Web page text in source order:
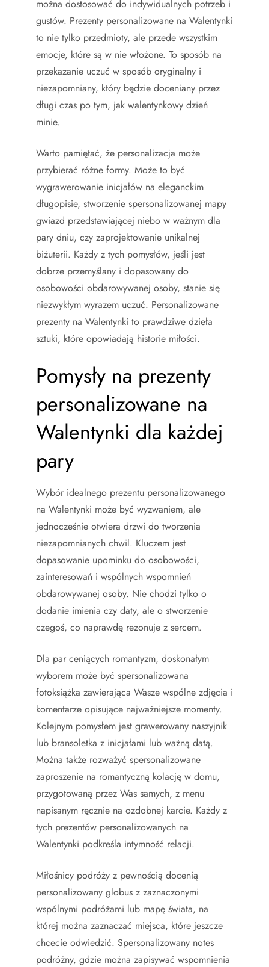
można dostosować do indywidualnych potrzeb i
gustów. Prezenty personalizowane na Walentynki
to nie tylko przedmioty, ale przede wszystkim
emocje, które są w nie włożone. To sposób na
przekazanie uczuć w sposób oryginalny i
niezapomniany, który będzie doceniany przez
długi czas po tym, jak walentynkowy dzień
minie.
Warto pamiętać, że personalizacja może
przybierać różne formy. Może to być
wygrawerowanie inicjałów na eleganckim
długopisie, stworzenie spersonalizowanej mapy
gwiazd przedstawiającej niebo w ważnym dla
pary dniu, czy zaprojektowanie unikalnej
biżuterii. Każdy z tych pomysłów, jeśli jest
dobrze przemyślany i dopasowany do
osobowości obdarowywanej osoby, stanie się
niezwykłym wyrazem uczuć. Personalizowane
prezenty na Walentynki to prawdziwe dzieła
sztuki, które opowiadają historie miłości.
Pomysły na prezenty
personalizowane na
Walentynki dla każdej
pary
Wybór idealnego prezentu personalizowanego
na Walentynki może być wyzwaniem, ale
jednocześnie otwiera drzwi do tworzenia
niezapomnianych chwil. Kluczem jest
dopasowanie upominku do osobowości,
zainteresowań i wspólnych wspomnień
obdarowywanej osoby. Nie chodzi tylko o
dodanie imienia czy daty, ale o stworzenie
czegoś, co naprawdę rezonuje z sercem.
Dla par ceniących romantyzm, doskonałym
wyborem może być spersonalizowana
fotoksiążka zawierająca Wasze wspólne zdjęcia i
komentarze opisujące najważniejsze momenty.
Kolejnym pomysłem jest grawerowany naszyjnik
lub bransoletka z inicjałami lub ważną datą.
Można także rozważyć spersonalizowane
zaproszenie na romantyczną kolację w domu,
przygotowaną przez Was samych, z menu
napisanym ręcznie na ozdobnej karcie. Każdy z
tych prezentów personalizowanych na
Walentynki podkreśla intymność relacji.
Miłośnicy podróży z pewnością docenią
personalizowany globus z zaznaczonymi
wspólnymi podróżami lub mapę świata, na
której można zaznaczać miejsca, które jeszcze
chcecie odwiedzić. Spersonalizowany notes
podróżny, gdzie można zapisywać wspomnienia